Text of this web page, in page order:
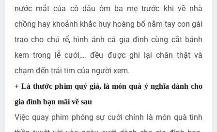
nước mắt của cô dâu ôm ba mẹ trước khi về nhà
chồng hay khoảnh khắc huy hoàng bố nắm tay con gái
trao cho chú rể, hình ảnh cả gia đình cùng cắt bánh
kem trong lễ cưới,… đều được ghi lại chân thật và
chạm đến trái tim của người xem.
+ Là thước phim quý giá, là món quà ý nghĩa dành cho
gia đình bạn mãi về sau
Việc quay phim phóng sự cưới chính là món quà tinh